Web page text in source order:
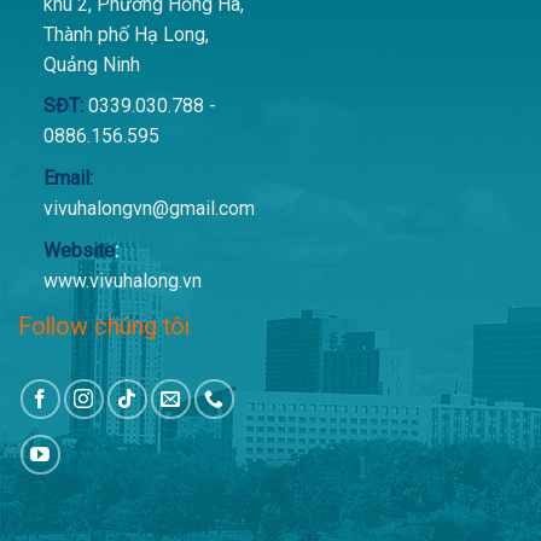
Thành phố Hạ Long,
Quảng Ninh
SĐT:0339.030.788 -
0886.156.595
Email:
vivuhalongvn@gmail.com
Website:
www.vivuhalong.vn
Follow chúng tôi